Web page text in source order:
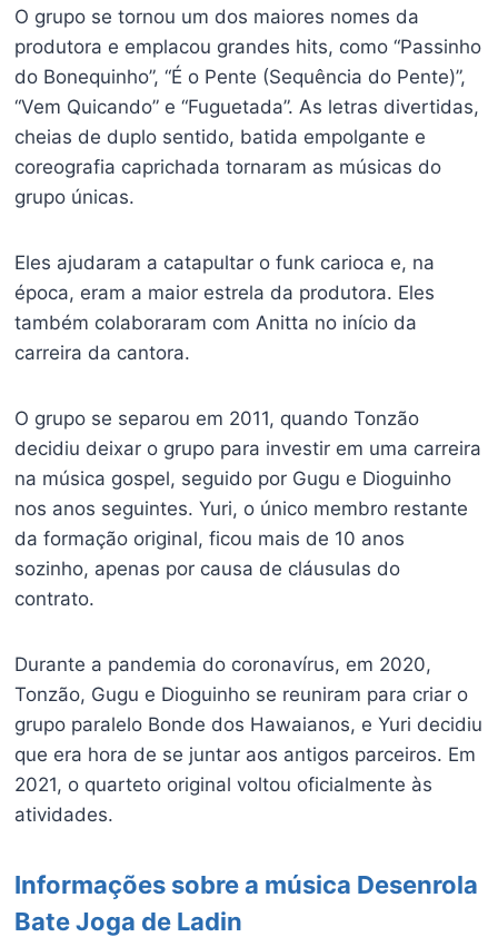
O grupo se tornou um dos maiores nomes da
produtora e emplacou grandes hits, como “Passinho
do Bonequinho”, “É o Pente (Sequência do Pente)”,
“Vem Quicando” e “Fuguetada”. As letras divertidas,
cheias de duplo sentido, batida empolgante e
coreografia caprichada tornaram as músicas do
grupo únicas.
Eles ajudaram a catapultar o funk carioca e, na
época, eram a maior estrela da produtora. Eles
também colaboraram com Anitta no início da
carreira da cantora.
O grupo se separou em 2011, quando Tonzão
decidiu deixar o grupo para investir em uma carreira
na música gospel, seguido por Gugu e Dioguinho
nos anos seguintes. Yuri, o único membro restante
da formação original, ficou mais de 10 anos
sozinho, apenas por causa de cláusulas do
contrato.
Durante a pandemia do coronavírus, em 2020,
Tonzão, Gugu e Dioguinho se reuniram para criar o
grupo paralelo Bonde dos Hawaianos, e Yuri decidiu
que era hora de se juntar aos antigos parceiros. Em
2021, o quarteto original voltou oficialmente às
atividades.
Informações sobre a música Desenrola
Bate Joga de Ladin